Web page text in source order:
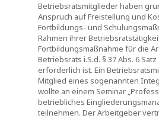
Betriebsratsmitglieder haben
Anspruch auf Freistellung und
Fortbildungs- und
Rahmen ihrer
Fortbildungsmaßnahme für die
Betriebsrats i.S.d. § 37 Abs. 6 Satz
erforderlich ist. Ein
Mitglied eines sogenannten
wollte an einem Seminar
betriebliches
teilnehmen. Der Arbeitgeber